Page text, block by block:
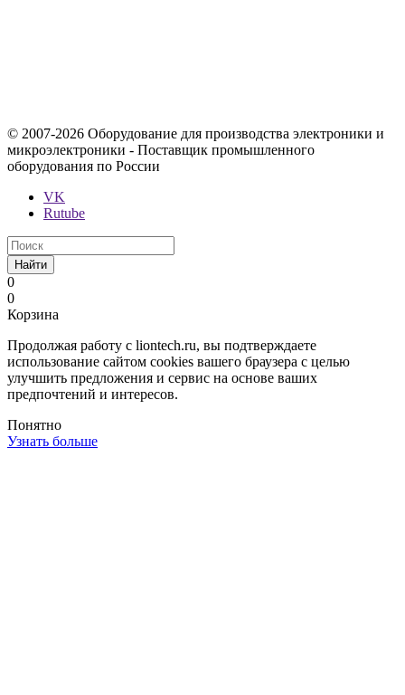
© 2007-2026 Оборудование для производства электроники и
микроэлектроники - Поставщик промышленного
оборудования по России
VK
Rutube
Найти
0
0
Корзина
Продолжая работу с liontech.ru, вы подтверждаете
использование сайтом cookies вашего браузера с целью
улучшить предложения и сервис на основе ваших
предпочтений и интересов.
Понятно
Узнать больше